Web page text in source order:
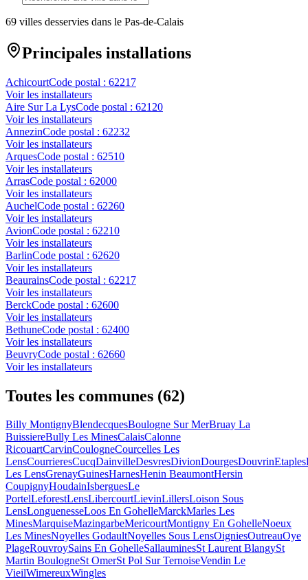
69 villes desservies dans le Pas-de-Calais
Principales installations
AchicourtCode postal : 62217
Voir les installateurs
Aire Sur La LysCode postal : 62120
Voir les installateurs
AnnezinCode postal : 62232
Voir les installateurs
ArquesCode postal : 62510
Voir les installateurs
ArrasCode postal : 62000
Voir les installateurs
AuchelCode postal : 62260
Voir les installateurs
AvionCode postal : 62210
Voir les installateurs
BarlinCode postal : 62620
Voir les installateurs
BeaurainsCode postal : 62217
Voir les installateurs
BerckCode postal : 62600
Voir les installateurs
BethuneCode postal : 62400
Voir les installateurs
BeuvryCode postal : 62660
Voir les installateurs
Toutes les communes (62)
Billy MontignyBlendecquesBoulogne Sur MerBruay La
BuissiereBully Les MinesCalaisCalonne
RicouartCarvinCoulogneCourcelles Les
LensCourrieresCucqDainvilleDesvresDivionDourgesDouvrinEtaples
Les LensGrenayGuinesHarnesHenin BeaumontHersin
CoupignyHoudainIsberguesLe
PortelLeforestLensLibercourtLievinLillersLoison Sous
LensLonguenesseLoos En GohelleMarckMarles Les
MinesMarquiseMazingarbeMericourtMontigny En GohelleNoeux
Les MinesNoyelles GodaultNoyelles Sous LensOigniesOutreauOye
PlageRouvroySains En GohelleSallauminesSt Laurent BlangySt
Martin BoulogneSt OmerSt Pol Sur TernoiseVendin Le
VieilWimereuxWingles